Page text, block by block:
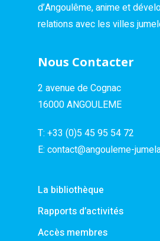
d’Angoulême, anime et
relations avec les villes
Nous Contacter
2 avenue de Cognac
16000 ANGOULEME
T: +33 (0)5 45 95 54 72
E: contact@angouleme-
La bibliothèque
Rapports d’activités
Accès membres